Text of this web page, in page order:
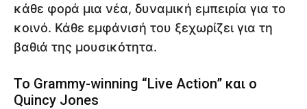
κάθε φορά μια νέα, δυναμική εμπειρία για το
κοινό. Κάθε εμφάνισή του ξεχωρίζει για τη
βαθιά της μουσικότητα.
Το Grammy-winning “Live Action” και ο
Quincy Jones